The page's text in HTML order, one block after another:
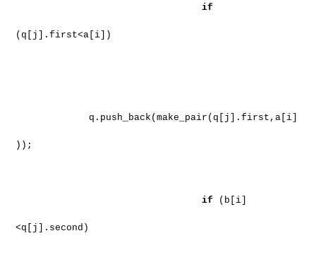
if
(q[j].first<a[i])
q.push_back(make_pair(q[j].first,a[i]
));
if (b[i]
<q[j].second)